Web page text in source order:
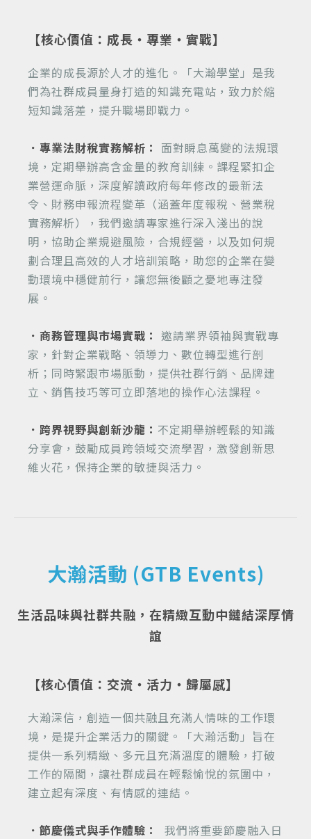
【核心價值：成長・專業・實戰】
企業的成長源於人才的進化。「大瀚學堂」是我
們為社群成員量身打造的知識充電站，致力於縮
短知識落差，提升職場即戰力。
．專業法財稅實務解析： 面對瞬息萬變的法規環
境，定期舉辦高含金量的教育訓練。課程緊扣企
業營運命脈，深度解讀政府每年修改的最新法
令、財務申報流程變革（涵蓋年度報稅、營業稅
實務解析），我們邀請專家進行深入淺出的說
明，協助企業規避風險，合規經營，以及如何規
劃合理且高效的人才培訓策略，助您的企業在變
動環境中穩健前行，讓您無後顧之憂地專注發
展。
．商務管理與市場實戰： 邀請業界領袖與實戰專
家，針對企業戰略、領導力、數位轉型進行剖
析；同時緊跟市場脈動，提供社群行銷、品牌建
立、銷售技巧等可立即落地的操作心法課程。
．跨界視野與創新沙龍： 不定期舉辦輕鬆的知識
分享會，鼓勵成員跨領域交流學習，激發創新思
維火花，保持企業的敏捷與活力。
大瀚活動 (GTB Events)
生活品味與社群共融，在精緻互動中鏈結深厚情
誼
【核心價值：交流・活力・歸屬感】
大瀚深信，創造一個共融且充滿人情味的工作環
境，是提升企業活力的關鍵。「大瀚活動」旨在
提供一系列精緻、多元且充滿溫度的體驗，打破
工作的隔閡，讓社群成員在輕鬆愉悅的氛圍中，
建立起有深度、有情感的連結。
．節慶儀式與手作體驗： 我們將重要節慶融入日